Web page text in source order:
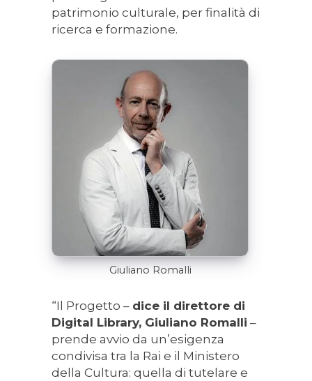
patrimonio culturale, per finalità di
ricerca e formazione.
Giuliano Romalli
“Il Progetto – dice il direttore di
Digital Library, Giuliano Romalli –
prende avvio da un’esigenza
condivisa tra la Rai e il Ministero
della Cultura: quella di tutelare e